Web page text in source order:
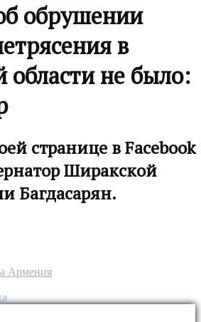
обрушении
в
области не было:
странице в Facebook
Ширакской
Багдасарян.
Армения